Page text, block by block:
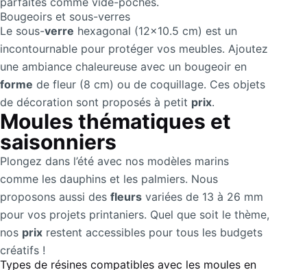
Bougeoirs et sous-verres
Le sous-verre hexagonal (12×10.5 cm) est un
incontournable pour protéger vos meubles. Ajoutez
une ambiance chaleureuse avec un bougeoir en
forme de fleur (8 cm) ou de coquillage. Ces objets
de décoration sont proposés à petit prix.
Moules thématiques et
saisonniers
Plongez dans l’été avec nos modèles marins
comme les dauphins et les palmiers. Nous
proposons aussi des fleurs variées de 13 à 26 mm
pour vos projets printaniers. Quel que soit le thème,
nos prix restent accessibles pour tous les budgets
créatifs !
Types de résines compatibles avec les moules en